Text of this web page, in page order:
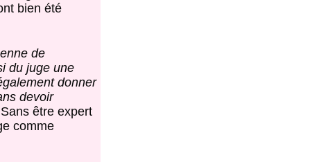
bien été
de
du juge une
donner
devoir
être expert
comme